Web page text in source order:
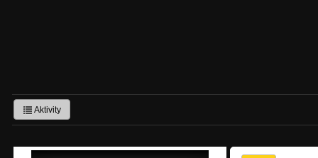
Aktivity